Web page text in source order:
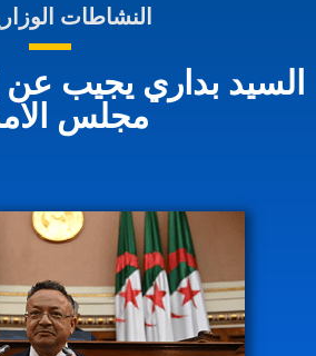
النشاطات
السيد بداري يجيب عن
مجلس